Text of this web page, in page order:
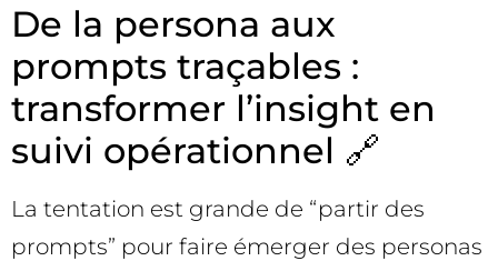
De la persona aux
prompts traçables :
transformer l’insight en
suivi opérationnel 🔗
La tentation est grande de “partir des
prompts” pour faire émerger des personas